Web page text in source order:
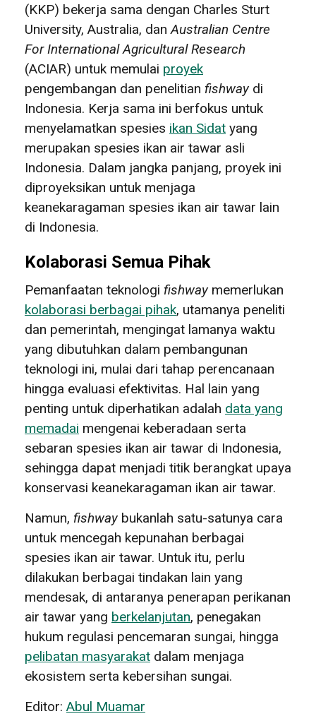
(KKP) bekerja sama dengan Charles Sturt
University, Australia, danAustralian Centre
For International Agricultural Research
(ACIAR) untuk memulai proyek
pengembangan dan penelitian fishway di
Indonesia. Kerja sama ini berfokus untuk
menyelamatkan spesies ikan Sidat yang
merupakan spesies ikan air tawar asli
Indonesia. Dalam jangka panjang, proyek ini
diproyeksikan untuk menjaga
keanekaragaman spesies ikan air tawar lain
di Indonesia.
Kolaborasi Semua Pihak
Pemanfaatan teknologi fishway memerlukan
kolaborasi berbagai pihak, utamanya peneliti
dan pemerintah, mengingat lamanya waktu
yang dibutuhkan dalam pembangunan
teknologi ini, mulai dari tahap perencanaan
hingga evaluasi efektivitas. Hal lain yang
penting untuk diperhatikan adalah data yang
memadai mengenai keberadaan serta
sebaran spesies ikan air tawar di Indonesia,
sehingga dapat menjadi titik berangkat upaya
konservasi keanekaragaman ikan air tawar.
Namun, fishway bukanlah satu-satunya cara
untuk mencegah kepunahan berbagai
spesies ikan air tawar. Untuk itu, perlu
dilakukan berbagai tindakan lain yang
mendesak, di antaranya penerapan perikanan
air tawar yang berkelanjutan, penegakan
hukum regulasi pencemaran sungai, hingga
pelibatan masyarakat dalam menjaga
ekosistem serta kebersihan sungai.
Editor: Abul Muamar